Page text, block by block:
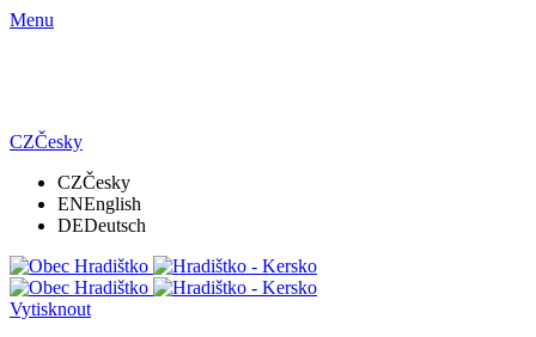
Menu
CZČesky
CZČesky
ENEnglish
DEDeutsch
Vytisknout